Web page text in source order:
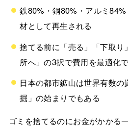
鉄80%・銅80%・アルミ
材として再生される
捨てる前に「売る」「下取
所へ」の3択で費用を最適化
日本の都市鉱山は世界有数
掘」の始まりでもある
ゴミを捨てるのにお金がかか